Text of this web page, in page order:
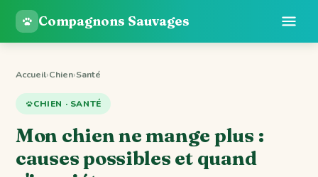
Compagnons Sauvages
Accueil›Chien›Santé
CHIEN · SANTÉ
Mon chien ne mange plus :
causes possibles et quand